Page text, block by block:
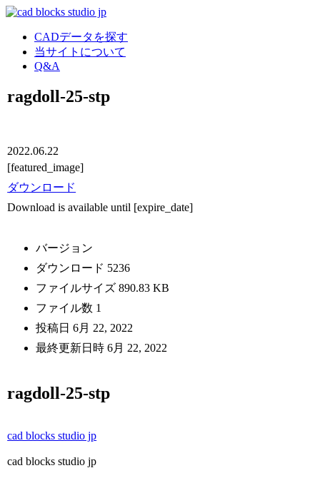
CADデータを探す
当サイトについて
Q&A
ragdoll-25-stp
2022.06.22
[featured_image]
ダウンロード
Download is available until [expire_date]
バージョン
ダウンロード 5236
ファイルサイズ890.83 KB
ファイル数 1
投稿日6月 22, 2022
最終更新日時6月 22, 2022
ragdoll-25-stp
cad blocks studio jp
cad blocks studio jp